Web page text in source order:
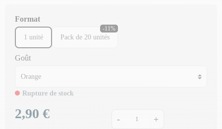
Format
1 unité
-11%
Pack de 20 unités
Goût
Rupture de stock
Prix
2,90 € - +